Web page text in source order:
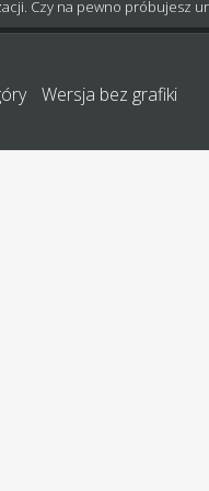
Czy na pewno próbujesz
Wersja bez grafiki